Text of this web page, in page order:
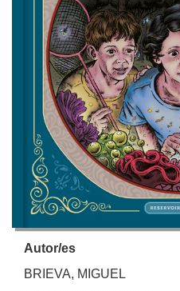
Autor/es
BRIEVA, MIGUEL